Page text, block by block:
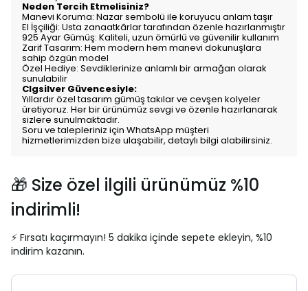
Neden Tercih Etmelisiniz?
Manevi Koruma: Nazar sembolü ile koruyucu anlam taşır
El İşçiliği: Usta zanaatkârlar tarafından özenle hazırlanmıştır
925 Ayar Gümüş: Kaliteli, uzun ömürlü ve güvenilir kullanım
Zarif Tasarım: Hem modern hem manevi dokunuşlara
sahip özgün model
Özel Hediye: Sevdiklerinize anlamlı bir armağan olarak
sunulabilir
Clgsilver Güvencesiyle:
Yıllardır özel tasarım gümüş takılar ve cevşen kolyeler
üretiyoruz. Her bir ürünümüz sevgi ve özenle hazırlanarak
sizlere sunulmaktadır.
Soru ve talepleriniz için WhatsApp müşteri
hizmetlerimizden bize ulaşabilir, detaylı bilgi alabilirsiniz.
🎁 Size özel ilgili ürünümüz %10
indirimli!
⚡ Fırsatı kaçırmayın! 5 dakika içinde sepete ekleyin, %10
indirim kazanın.